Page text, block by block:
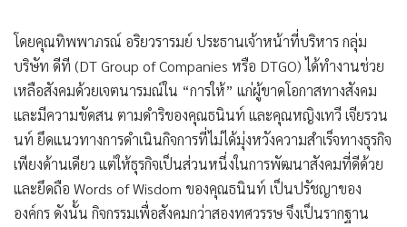
โดยคุณทิพพาภรณ์ อริยวรารมย์ ประธานเจ้าหน้าที่บริหาร กลุ่ม
บริษัท ดีที (DT Group of Companies หรือ DTGO)ได้ทำงานช่วย
เหลือสังคมด้วยเจตนารมณ์ใน “การให้” แก่ผู้ขาดโอกาสทางสังคม
และมีความขัดสน ตามดำริของคุณธนินท์ และคุณหญิงเทวี เจียรวน
นท์ ยึดแนวทางการดำเนินกิจการที่ไม่ได้มุ่งหวังความสำเร็จทางธุรกิจ
เพียงด้านเดียว แต่ให้ธุรกิจเป็นส่วนหนึ่งในการพัฒนาสังคมที่ดีด้วย
และยึดถือ Words of Wisdom ของคุณธนินท์ เป็นปรัชญาของ
องค์กร ดังนั้น กิจกรรมเพื่อสังคมกว่าสองทศวรรษ จึงเป็นรากฐาน